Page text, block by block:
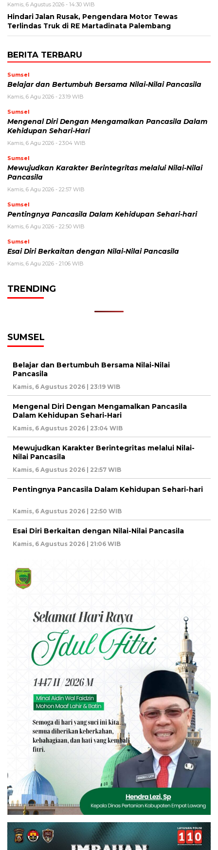
Kamis, 6 Agustus 2026 - 14:30 WIB
Hindari Jalan Rusak, Pengendara Motor Tewas
Terlindas Truk di RE Martadinata Palembang
BERITA TERBARU
Sumsel
Belajar dan Bertumbuh Bersama Nilai-Nilai Pancasila
Kamis, 6 Agu 2026 - 23:19 WIB
Sumsel
Mengenal Diri Dengan Mengamalkan Pancasila Dalam
Kehidupan Sehari-Hari
Kamis, 6 Agu 2026 - 23:04 WIB
Sumsel
Mewujudkan Karakter Berintegritas melalui Nilai-Nilai
Pancasila
Kamis, 6 Agu 2026 - 22:57 WIB
Sumsel
Pentingnya Pancasila Dalam Kehidupan Sehari-hari
Kamis, 6 Agu 2026 - 22:50 WIB
Sumsel
Esai Diri Berkaitan dengan Nilai-Nilai Pancasila
Kamis, 6 Agu 2026 - 21:06 WIB
TRENDING
SUMSEL
Belajar dan Bertumbuh Bersama Nilai-Nilai
Pancasila
Kamis, 6 Agustus 2026 | 23:19 WIB
Mengenal Diri Dengan Mengamalkan Pancasila
Dalam Kehidupan Sehari-Hari
Kamis, 6 Agustus 2026 | 23:04 WIB
Mewujudkan Karakter Berintegritas melalui Nilai-
Nilai Pancasila
Kamis, 6 Agustus 2026 | 22:57 WIB
Pentingnya Pancasila Dalam Kehidupan Sehari-hari
Kamis, 6 Agustus 2026 | 22:50 WIB
Esai Diri Berkaitan dengan Nilai-Nilai Pancasila
Kamis, 6 Agustus 2026 | 21:06 WIB